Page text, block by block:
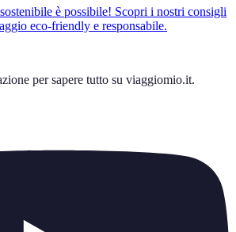
è possibile! Scopri i nostri consigli
eco-friendly e responsabile.
per sapere tutto su viaggiomio.it.